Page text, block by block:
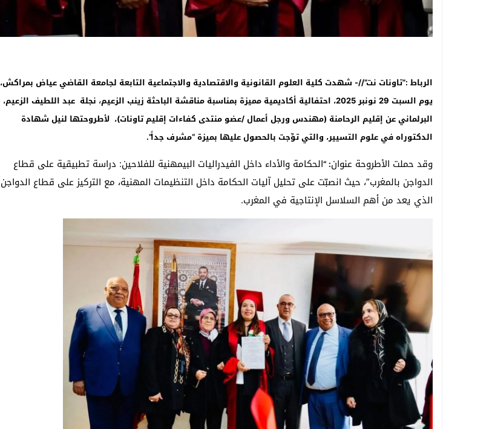
الرباط :”تاونات نت”//- شهدت كلية العلوم القانونية والاقتصادية والاجتماعية التابعة لجامعة القاضي عياض بمراكش،
يوم السبت 29 نونبر 2025، احتفالية أكاديمية مميزة بمناسبة مناقشة الباحثة زينب الزعيم
، نجلة عبد اللطيف الزعيم،
البرلماني عن إقليم الرحامنة (مهندس ورجل أعمال /عضو منتدى كفاءات إقليم تاونات)، لأطروحتها لنيل شهادة
الدكتوراه في علوم التسيير، والتي توِّجت بالحصول عليها بميزة“مشرف جداً”
.
وقد حملت الأطروحة عنوان: “الحكامة والأداء داخل الفيدراليات البيمهنية للفلاحين: دراسة تطبيقية على قطاع
الدواجن بالمغرب”، حيث انصبّت على تحليل آليات الحكامة داخل التنظيمات المهنية، مع التركيز على قطاع الدواجن
الذي يعد من أهم السلاسل الإنتاجية في المغرب.